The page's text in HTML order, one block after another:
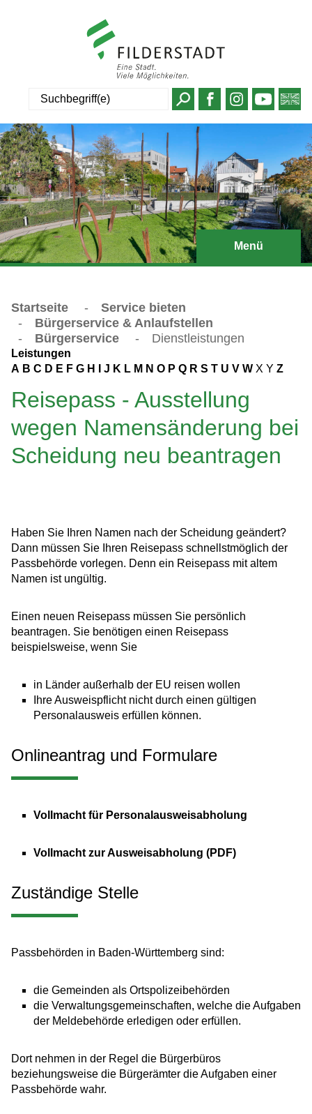
Menü
Startseite -
Service bieten
-
Bürgerservice & Anlaufstellen
-
Bürgerservice - Dienstleistungen
Leistungen
A B C D E F G H J K L M N O P Q R S T U V W X Y Z
Reisepass - Ausstellung
wegen Namensänderung bei
Scheidung neu beantragen
Haben Sie Ihren Namen nach der Scheidung geändert?
Dann müssen Sie Ihren Reisepass schnellstmöglich der
Passbehörde vorlegen. Denn ein Reisepass mit altem
Namen ist ungültig.
Einen neuen Reisepass müssen Sie persönlich
beantragen. Sie benötigen einen Reisepass
beispielsweise, wenn Sie
in Länder außerhalb der EU reisen wollen
Ihre Ausweispflicht nicht durch einen gültigen
Personalausweis erfüllen können.
Onlineantrag und Formulare
Vollmacht für Personalausweisabholung
Vollmacht zur Ausweisabholung (PDF)
Zuständige Stelle
Passbehörden in Baden-Württemberg sind:
die Gemeinden als Ortspolizeibehörden
die Verwaltungsgemeinschaften, welche die Aufgaben
der Meldebehörde erledigen oder erfüllen.
Dort nehmen in der Regel die Bürgerbüros
beziehungsweise die Bürgerämter die Aufgaben einer
Passbehörde wahr.